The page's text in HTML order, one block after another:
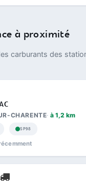
à proximité
carburants des
CHARENTE à 1,2 km
SP98